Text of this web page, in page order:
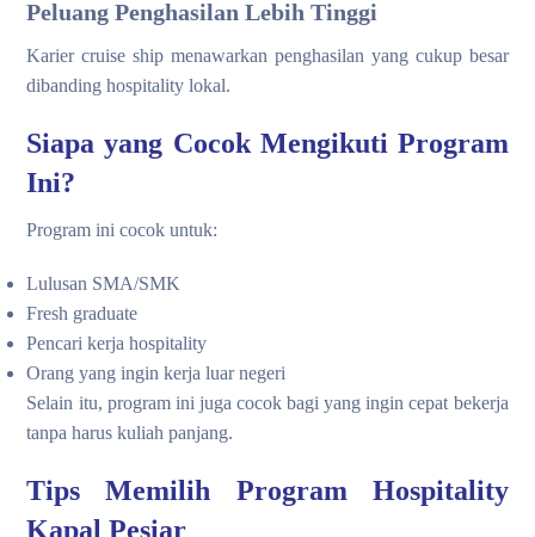
Peluang Penghasilan Lebih Tinggi
Karier cruise ship menawarkan penghasilan yang cukup besar
dibanding hospitality lokal.
Siapa yang Cocok Mengikuti Program
Ini?
Program ini cocok untuk:
Lulusan SMA/SMK
Fresh graduate
Pencari kerja hospitality
Orang yang ingin kerja luar negeri
Selain itu, program ini juga cocok bagi yang ingin cepat bekerja
tanpa harus kuliah panjang.
Tips Memilih Program Hospitality
Kapal Pesiar